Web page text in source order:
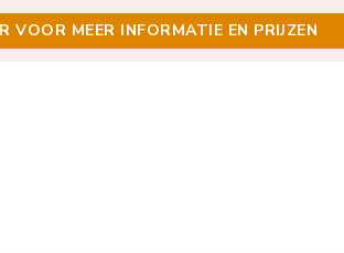
VOOR MEER INFORMATIE EN PRIJZEN